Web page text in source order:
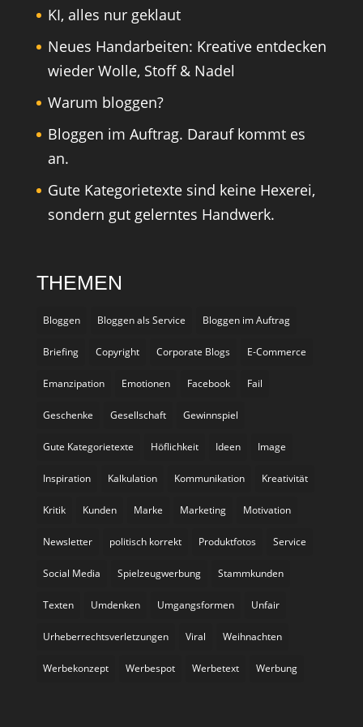
KI, alles nur geklaut
Neues Handarbeiten: Kreative entdecken
wieder Wolle, Stoff & Nadel
Warum bloggen?
Bloggen im Auftrag. Darauf kommt es
an.
Gute Kategorietexte sind keine Hexerei,
sondern gut gelerntes Handwerk.
THEMEN
Bloggen Bloggen als Service Bloggen im Auftrag
Briefing Copyright Corporate Blogs E-Commerce
Emanzipation Emotionen Facebook Fail
Geschenke Gesellschaft Gewinnspiel
Gute Kategorietexte Höflichkeit Ideen Image
Inspiration Kalkulation Kommunikation Kreativität
Kritik Kunden Marke Marketing Motivation
Newsletter politisch korrekt Produktfotos Service
Social Media Spielzeugwerbung Stammkunden
Texten Umdenken Umgangsformen Unfair
Urheberrechtsverletzungen Viral Weihnachten
Werbekonzept Werbespot Werbetext Werbung